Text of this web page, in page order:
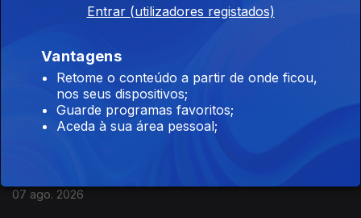
quase 22% face ao ano passado
07 ago. 2026
07 ago. 2026
Entrar (utilizadores registados)
Vantagens
Retome o conteúdo a partir de onde ficou,
nos seus dispositivos;
Guarde programas favoritos;
Aceda à sua área pessoal;